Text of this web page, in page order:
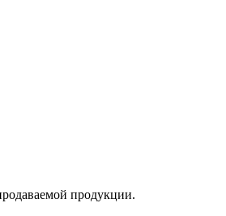
продукции.